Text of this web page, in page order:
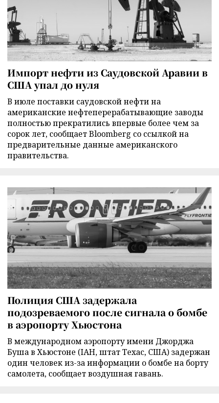
Импорт нефти из Саудовской Аравии в
США упал до нуля
В июле поставки саудовской нефти на
американские нефтеперерабатывающие заводы
полностью прекратились впервые более чем за
сорок лет, сообщает Bloomberg со ссылкой на
предварительные данные американского
правительства.
Полиция США задержала
подозреваемого после сигнала о бомбе
в аэропорту Хьюстона
В международном аэропорту имени Джорджа
Буша в Хьюстоне (IAH, штат Техас, США) задержан
один человек из-за информации о бомбе на борту
самолета, сообщает воздушная гавань.